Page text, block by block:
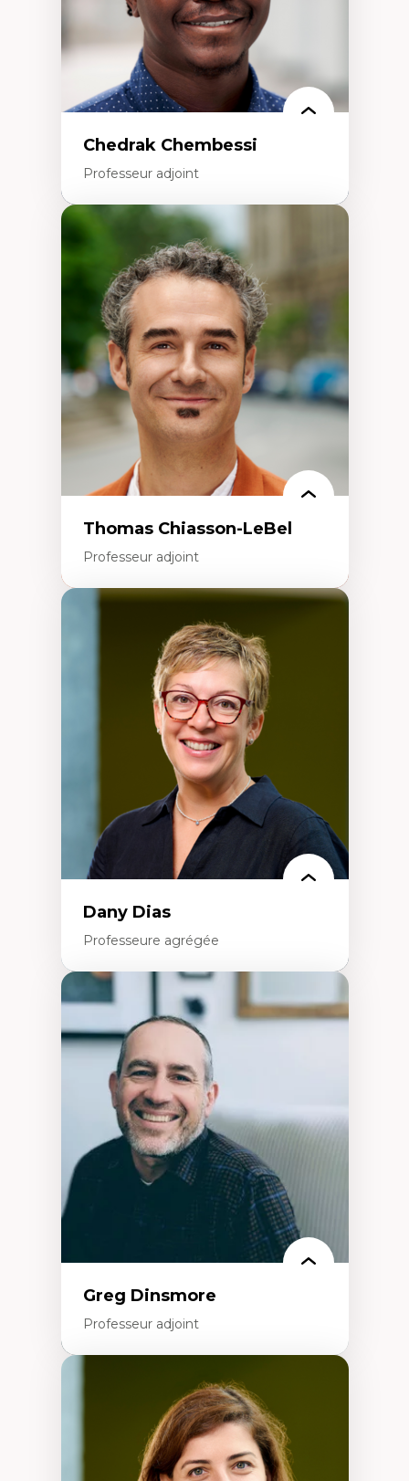
Chedrak Chembessi
Professeur adjoint
Économie circulaire
Modèles d’affaires durables
Histoire des faits économiques
Gestion durable des ressources naturelles
Écologie industrielle
Aménagement durable du territoire
Développement régional
Coopératives
Télétravail en milieu rural francophone
Transition socio-écologique
Thomas Chiasson-LeBel
Professeur adjoint
Théories du développement
Économie politique comparée
Élites économiques
Sociologie économique
Extractivisme
Classes sociales
Mouvements sociaux
Théories de l’État
Dany Dias
Professeure agrégée
Expertises
Pédagogies critiques et justice sociale
Éthique relationnelle et sollicitude en
éducation
Décolonisation et autochtonisation de la
formation à l’enseignement
Littératie et didactique du français
Éducation inclusive
Formation à l’enseignement en contexte
francophone minoritaire
Identité linguistique et culturelle
Recherche-action et approches
participatives
Leadership éducatif et pratiques réflexives
Éducation durable et bien-être en
Greg Dinsmore
Professeur adjoint
Fragmentation des auditoires médiatiques
Analyse multi-plateforme des auditoires
médiatiques
Analyse des comportements numériques à
travers les données massives et l’IA